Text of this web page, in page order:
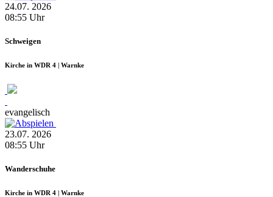
24.07. 2026
08:55 Uhr
Schweigen
Kirche in WDR 4 | Warnke
evangelisch
23.07. 2026
08:55 Uhr
Wanderschuhe
Kirche in WDR 4 | Warnke